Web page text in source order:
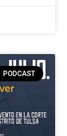
PODCAST